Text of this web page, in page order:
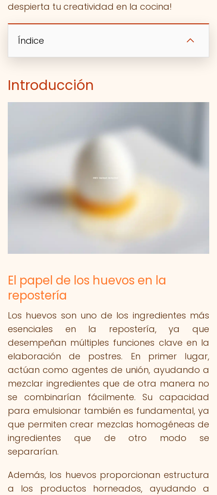
despierta tu creatividad en la cocina!
Índice
Introducción
El papel de los huevos en la
repostería
Los huevos son uno de los ingredientes más
esenciales en la repostería, ya que
desempeñan múltiples funciones clave en la
elaboración de postres. En primer lugar,
actúan como agentes de unión, ayudando a
mezclar ingredientes que de otra manera no
se combinarían fácilmente. Su capacidad
para emulsionar también es fundamental, ya
que permiten crear mezclas homogéneas de
ingredientes que de otro modo se
separarían.
Además, los huevos proporcionan estructura
a los productos horneados, ayudando a